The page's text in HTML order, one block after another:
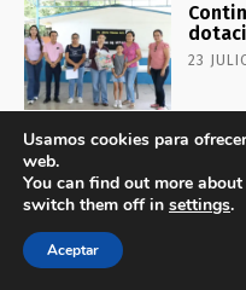
23
No te lo
Usamos cookies para
web.
You can find out more
switch them off in settings.
Aceptar